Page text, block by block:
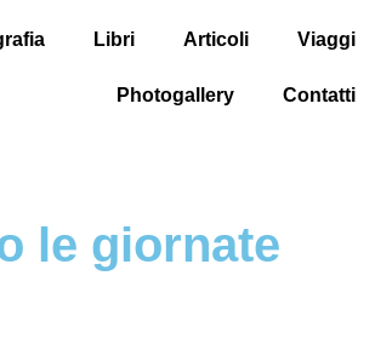
Libri Articoli Viaggi
Photogallery Contatti
le giornate